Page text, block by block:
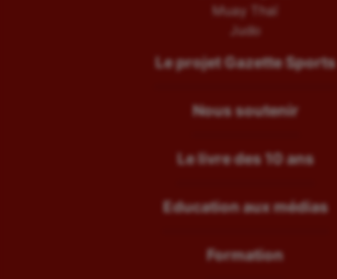
Muay Thaï
Judo
Le projet Gazette Sports
Nous soutenir
Le livre des 10 ans
Education aux médias
Formation